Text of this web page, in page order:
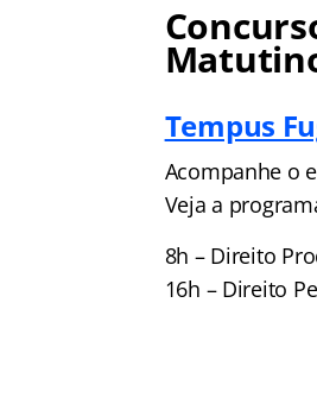
Tempus
Acompanhe o
Veja a
8h – Direito
16h – Direito